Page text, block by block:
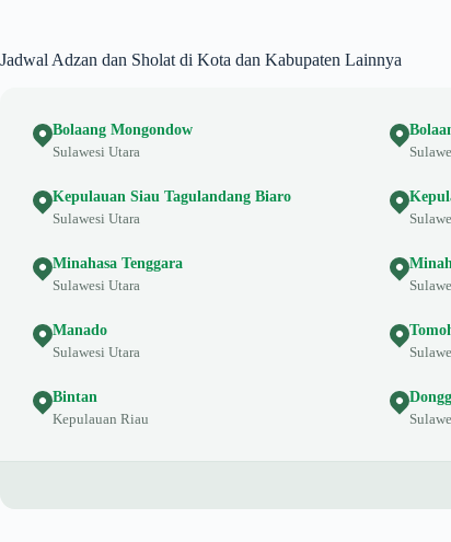
Jadwal Adzan dan Sholat di Kota dan Kabupaten Lainnya
Bolaang Mongondow
Sulawesi Utara
Kepulauan Siau Tagulandang Biaro
Sulawesi Utara
Minahasa Tenggara
Sulawesi Utara
Manado
Sulawesi Utara
Bintan
Kepulauan Riau